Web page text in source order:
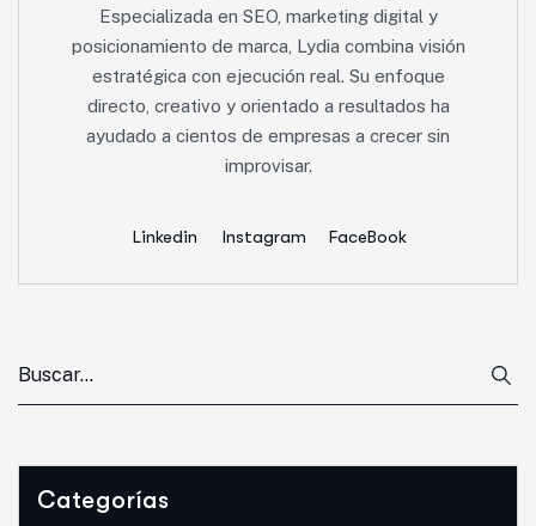
Especializada en SEO, marketing digital y
posicionamiento de marca, Lydia combina visión
estratégica con ejecución real. Su enfoque
directo, creativo y orientado a resultados ha
ayudado a cientos de empresas a crecer sin
improvisar.
Linkedin Instagram FaceBook
Categorías